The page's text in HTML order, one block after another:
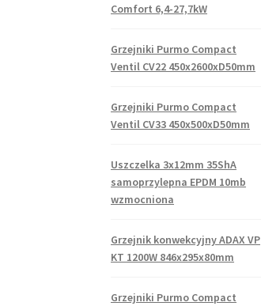
Comfort 6,4-27,7kW
Grzejniki Purmo Compact
Ventil CV22 450x2600xD50mm
Grzejniki Purmo Compact
Ventil CV33 450x500xD50mm
Uszczelka 3x12mm 35ShA
samoprzylepna EPDM 10mb
wzmocniona
Grzejnik konwekcyjny ADAX VP
KT 1200W 846x295x80mm
Grzejniki Purmo Compact